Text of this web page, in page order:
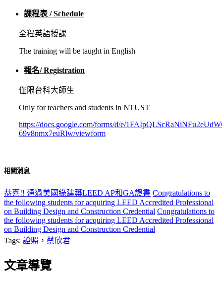
課程表 / Schedule
全程英語授課
The training will be taught in English
報名/ Registration
僅限台科大師生
Only for teachers and students in NTUST
https://docs.google.com/forms/d/e/
69v8nmx7euRlw/viewform
相關消息
恭喜!! 通過美國綠建築LEED AP和GA證書 Congratulations to
the following students for acquiring LEED Accredited Professional
on Building Design and Construction Credential Congratulations to
the following students for acquiring LEED Accredited Professional
on Building Design and Construction Credential
Tags: 證照，蔡欣君
文章導覽